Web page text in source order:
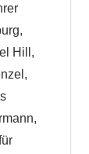
Hill,